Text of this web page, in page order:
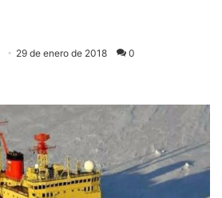
29 de enero de 2018 0